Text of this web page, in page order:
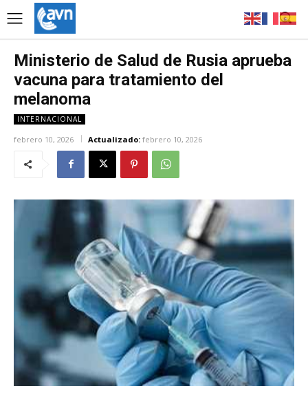
Ministerio de Salud de Rusia aprueba
vacuna para tratamiento del
melanoma
INTERNACIONAL
febrero 10, 2026 Actualizado: febrero 10, 2026